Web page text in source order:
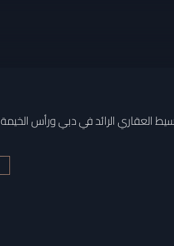
العقاري الرائد في دبي ورأس الخيمة